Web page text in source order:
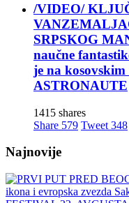
/VIDEO/
SRPSKOG
naučne
je na
ASTRONAUTE
1415 shares
Share 579 Tweet 348
Najnovije